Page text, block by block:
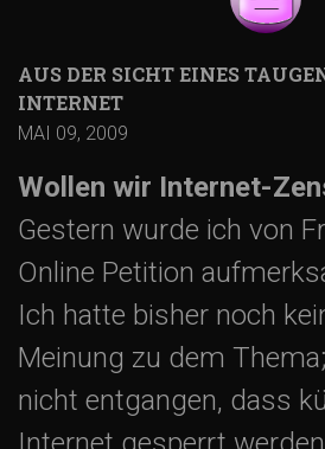
AUS DER SICHT EINES
INTERNET
MAI 09, 2009
Wollen wir Internet-
Gestern wurde ich von
Online Petition
Ich hatte bisher noch
Meinung zu dem
nicht entgangen, dass